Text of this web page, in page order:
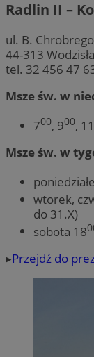
Radlin II –
ul. B.
44-313
tel. 32 456 47
Msze św. w
700, 900, 11
Msze św. w
wtorek,
do 31.X)
sobota 18
▸Przejdź do